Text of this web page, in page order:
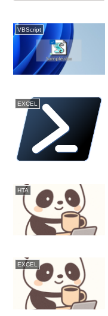
VBScript
EXCEL
HTA
EXCEL